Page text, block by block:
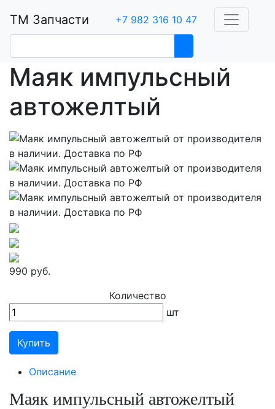
ТМ Запчасти +7 982 316 10 47
Маяк импульсный
автожелтый
990 руб.
Количество
шт
Купить
Описание
Маяк импульсный автожелтый